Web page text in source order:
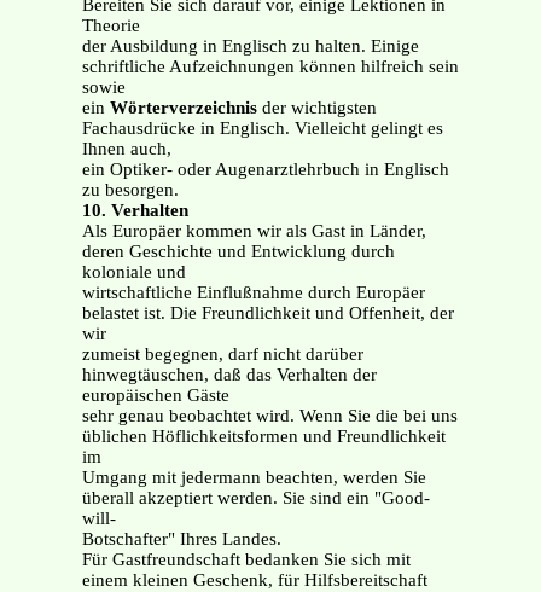
Bereiten Sie sich darauf vor, einige Lektionen in
Theorie
der Ausbildung in Englisch zu halten. Einige
schriftliche Aufzeichnungen können hilfreich sein
sowie
ein Wörterverzeichnisder wichtigsten
Fachausdrücke in Englisch. Vielleicht gelingt es
Ihnen auch,
ein Optiker- oder Augenarztlehrbuch in Englisch
zu besorgen.
10. Verhalten
Als Europäer kommen wir als Gast in Länder,
deren Geschichte und Entwicklung durch
koloniale und
wirtschaftliche Einflußnahme durch Europäer
belastet ist. Die Freundlichkeit und Offenheit, der
wir
zumeist begegnen, darf nicht darüber
hinwegtäuschen, daß das Verhalten der
europäischen Gäste
sehr genau beobachtet wird. Wenn Sie die bei uns
üblichen Höflichkeitsformen und Freundlichkeit
im
Umgang mit jedermann beachten, werden Sie
überall akzeptiert werden. Sie sind ein "Good-
will-
Botschafter" Ihres Landes.
Für Gastfreundschaft bedanken Sie sich mit
einem kleinen Geschenk, für Hilfsbereitschaft